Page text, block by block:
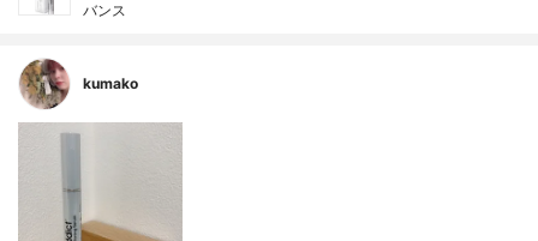
バンス
kumako